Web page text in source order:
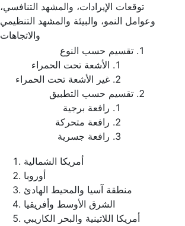
توقعات الإيرادات، والمشهد التنافسي،
وعوامل النمو، والبيئة والمشهد التنظيمي
والاتجاهات
تقسيم حسب النوع
الأشعة تحت الحمراء
غير الأشعة تحت الحمراء
تقسيم حسب التطبيق
رافعة برجية
رافعة متحركة
رافعة جسرية
أمريكا الشمالية
أوروبا
منطقة آسيا والمحيط الهادئ
الشرق الأوسط وأفريقيا
أمريكا اللاتينية والبحر الكاريبي